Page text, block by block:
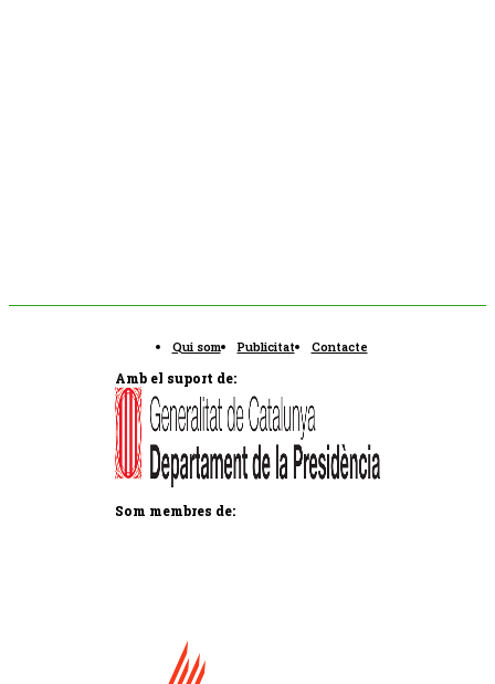
Qui som Publicitat Contacte
Amb el suport de:
Som membres de: